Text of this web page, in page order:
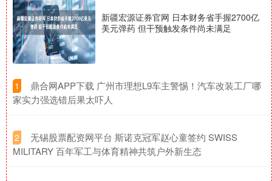
新疆宏源证券官网 日本财务省手握2700亿
美元弹药 但干预触发条件尚未满足
1
​鼎合网APP下载 广州市理想L9车主警惕！汽车改装工厂哪
家实力强选错后果太吓人
2
​无锡股票配资网平台 斯诺克冠军赵心童签约 SWISS
MILITARY 百年军工与体育精神共筑户外新生态